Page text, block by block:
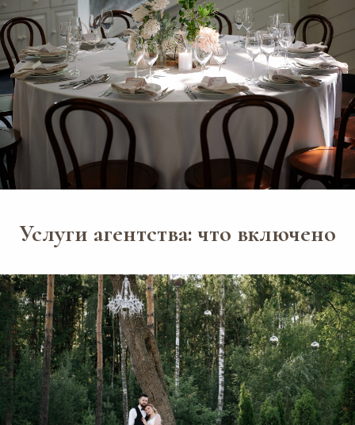
Услуги агентства: что включено